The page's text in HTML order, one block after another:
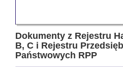
Dokumenty z Rejestru
B, C i Rejestru
Państwowych RPP